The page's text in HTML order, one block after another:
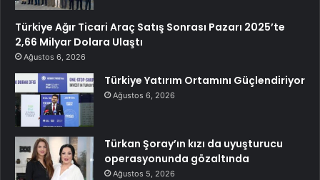
Türkiye Ağır Ticari Araç Satış Sonrası Pazarı 2025’te
2,66 Milyar Dolara Ulaştı
Ağustos 6, 2026
Türkiye Yatırım Ortamını Güçlendiriyor
Ağustos 6, 2026
Türkan Şoray’ın kızı da uyuşturucu
operasyonunda gözaltında
Ağustos 5, 2026